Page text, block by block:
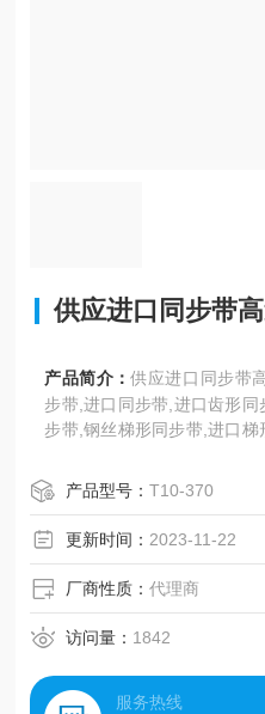
供应进口同步带
产品简介：供应进口同步带
步带,进口同步带,进口齿形
步带,钢丝梯形同步带,进口梯
5、DT10型。日本三星、美
业皮带。
产品型号：T10-370
更新时间： 2023-11-22
厂商性质：代理商
访问量： 1842
服务热线